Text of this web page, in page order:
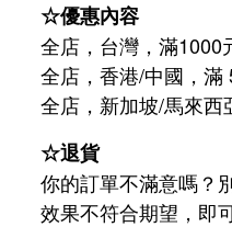
☆優惠內容
全店，台灣，滿1000
全店，香港/中國，滿
全店，新加坡/馬來西
☆退貨
你的訂單不滿意嗎？
效果不符合期望，即